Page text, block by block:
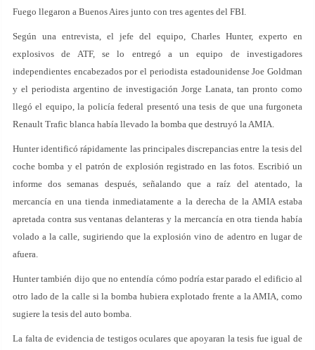
Fuego llegaron a Buenos Aires junto con tres agentes del FBI.
Según una entrevista, el jefe del equipo, Charles Hunter, experto en
explosivos de ATF, se lo entregó a un equipo de investigadores
independientes encabezados por el periodista estadounidense Joe Goldman
y el periodista argentino de investigación Jorge Lanata, tan pronto como
llegó el equipo, la policía federal presentó una tesis de que una furgoneta
Renault Trafic blanca había llevado la bomba que destruyó la AMIA.
Hunter identificó rápidamente las principales discrepancias entre la tesis del
coche bomba y el patrón de explosión registrado en las fotos. Escribió un
informe dos semanas después, señalando que a raíz del atentado, la
mercancía en una tienda inmediatamente a la derecha de la AMIA estaba
apretada contra sus ventanas delanteras y la mercancía en otra tienda había
volado a la calle, sugiriendo que la explosión vino de adentro en lugar de
afuera.
Hunter también dijo que no entendía cómo podría estar parado el edificio al
otro lado de la calle si la bomba hubiera explotado frente a la AMIA, como
sugiere la tesis del auto bomba.
La falta de evidencia de testigos oculares que apoyaran la tesis fue igual de